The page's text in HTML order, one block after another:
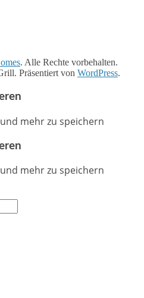
. Alle Rechte vorbehalten.
Präsentiert von WordPress.
mehr zu speichern
mehr zu speichern